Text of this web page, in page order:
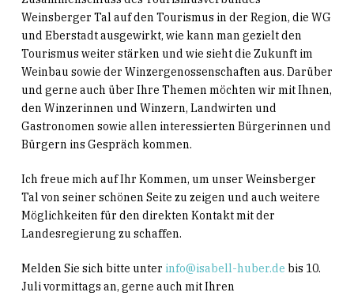
Weinsberger Tal auf den Tourismus in der Region, die WG
und Eberstadt ausgewirkt, wie kann man gezielt den
Tourismus weiter stärken und wie sieht die Zukunft im
Weinbau sowie der Winzergenossenschaften aus. Darüber
und gerne auch über Ihre Themen möchten wir mit Ihnen,
den Winzerinnen und Winzern, Landwirten und
Gastronomen sowie allen interessierten Bürgerinnen und
Bürgern ins Gespräch kommen.
Ich freue mich auf Ihr Kommen, um unser Weinsberger
Tal von seiner schönen Seite zu zeigen und auch weitere
Möglichkeiten für den direkten Kontakt mit der
Landesregierung zu schaffen.
Melden Sie sich bitte unter info@isabell-huber.de bis 10.
Juli vormittags an, gerne auch mit Ihren